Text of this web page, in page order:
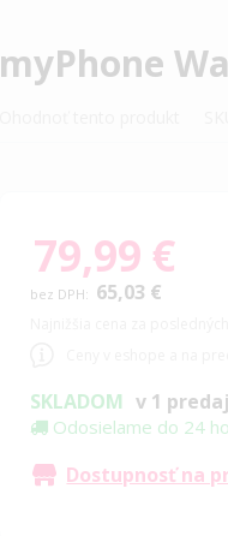
myPhone
79,99 €
65,03 €
SKLADOM v 1
Odosielame do 24
Dostupnosť na